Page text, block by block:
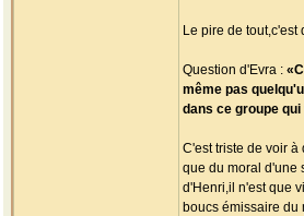
Le pire de
Question d'Evra :
même pas
dans ce groupe
C'est triste de voir
que du moral d'une
d'Henri,il n'est que
boucs émissaire du